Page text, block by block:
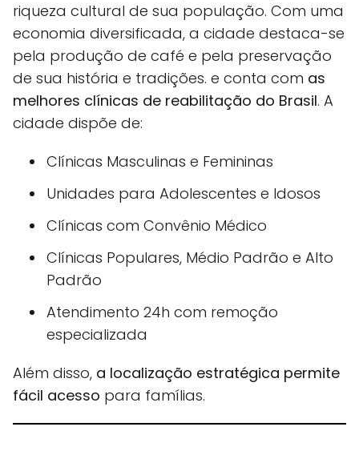
riqueza cultural de sua população. Com uma
economia diversificada, a cidade destaca-se
pela produção de café e pela preservação
de sua história e tradições. e conta com as
melhores clínicas de reabilitação do Brasil. A
cidade dispõe de:
Clínicas Masculinas e Femininas
Unidades para Adolescentes e Idosos
Clínicas com Convênio Médico
Clínicas Populares, Médio Padrão e Alto
Padrão
Atendimento 24h com remoção
especializada
Além disso, a localização estratégica permite
fácil acesso para famílias.